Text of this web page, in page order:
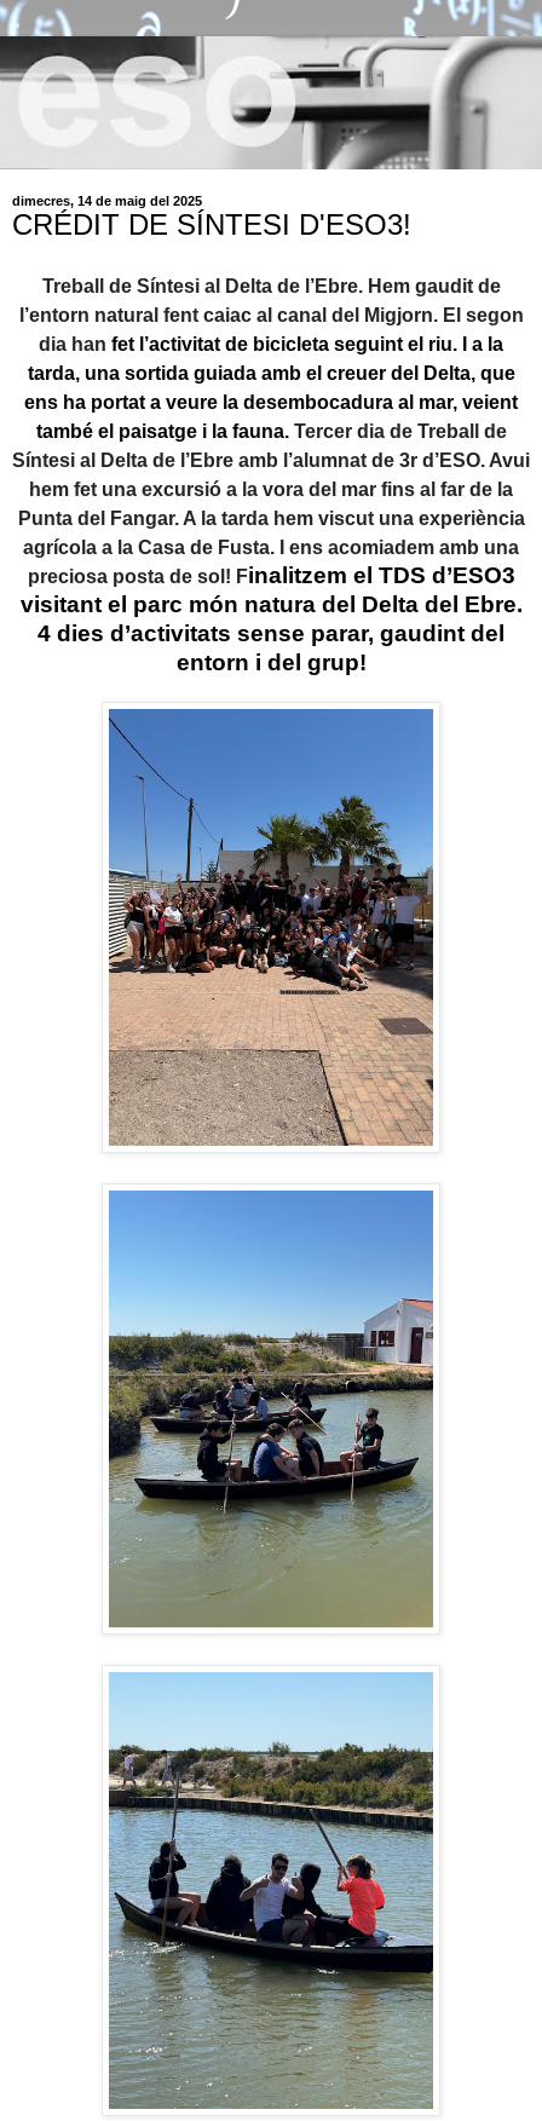
dimecres, 14 de maig del 2025
CRÉDIT DE SÍNTESI D'ESO3!
Treball de Síntesi al Delta de l’Ebre. Hem gaudit de
l’entorn natural fent caiac al canal del Migjorn. El segon
dia han fet l’activitat de bicicleta seguint el riu. I a la
tarda, una sortida guiada amb el creuer del Delta, que
ens ha portat a veure la desembocadura al mar, veient
també el paisatge i la fauna. Tercer dia de Treball de
Síntesi al Delta de l’Ebre amb l’alumnat de 3r d’ESO. Avui
hem fet una excursió a la vora del mar fins al far de la
Punta del Fangar. A la tarda hem viscut una experiència
agrícola a la Casa de Fusta. I ens acomiadem amb una
preciosa posta de sol! Finalitzem el TDS d’ESO3
visitant el parc món natura del Delta del Ebre.
4 dies d’activitats sense parar, gaudint del
entorn i del grup!